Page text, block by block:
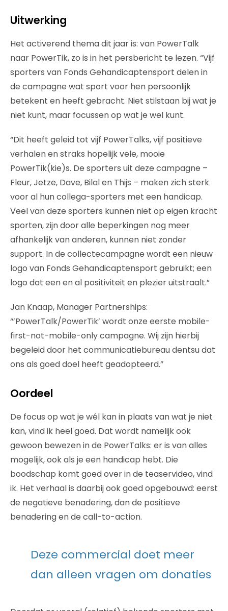
Uitwerking
Het activerend thema dit jaar is: van PowerTalk
naar PowerTik, zo is in het persbericht te lezen. “Vijf
sporters van Fonds Gehandicaptensport delen in
de campagne wat sport voor hen persoonlijk
betekent en heeft gebracht. Niet stilstaan bij wat je
niet kunt, maar focussen op wat je wel kunt.
“Dit heeft geleid tot vijf PowerTalks, vijf positieve
verhalen en straks hopelijk vele, mooie
PowerTik(kie)s. De sporters uit deze campagne –
Fleur, Jetze, Dave, Bilal en Thijs – maken zich sterk
voor al hun collega-sporters met een handicap.
Veel van deze sporters kunnen niet op eigen kracht
sporten, zijn door alle beperkingen nog meer
afhankelijk van anderen, kunnen niet zonder
support. In de collectecampagne wordt een nieuw
logo van Fonds Gehandicaptensport gebruikt; een
logo dat een en al positiviteit en plezier uitstraalt.”
Jan Knaap, Manager Partnerships:
“’PowerTalk/PowerTik’ wordt onze eerste mobile-
first-not-mobile-only campagne. Wij zijn hierbij
begeleid door het communicatiebureau dentsu dat
ons als goed doel heeft geadopteerd.”
Oordeel
De focus op wat je wél kan in plaats van wat je niet
kan, vind ik heel goed. Dat wordt namelijk ook
gewoon bewezen in de PowerTalks: er is van alles
mogelijk, ook als je een handicap hebt. Die
boodschap komt goed over in de teaservideo, vind
ik. Het verhaal is daarbij ook goed opgebouwd: eerst
de negatieve benadering, dan de positieve
benadering en de call-to-action.
Deze commercial doet meer
dan alleen vragen om donaties